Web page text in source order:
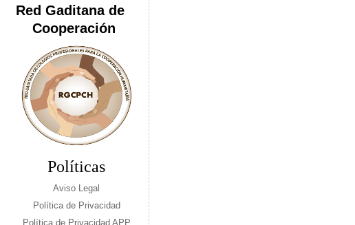
Red Gaditana de
Cooperación
Políticas
Aviso Legal
Política de Privacidad
Política de Privacidad APP